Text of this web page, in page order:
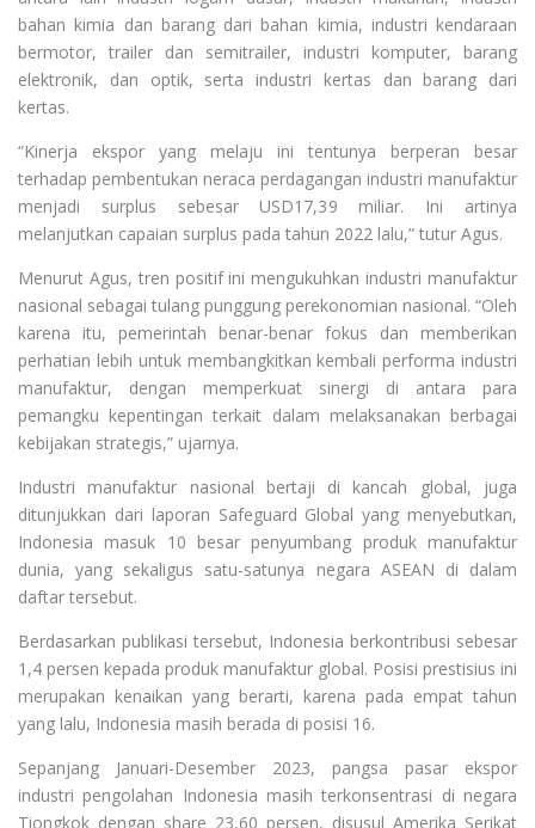
bahan kimia dan barang dari bahan kimia, industri kendaraan
bermotor, trailer dan semitrailer, industri komputer, barang
elektronik, dan optik, serta industri kertas dan barang dari
kertas.
“Kinerja ekspor yang melaju ini tentunya berperan besar
terhadap pembentukan neraca perdagangan industri manufaktur
menjadi surplus sebesar USD17,39 miliar. Ini artinya
melanjutkan capaian surplus pada tahun 2022 lalu,” tutur Agus.
Menurut Agus, tren positif ini mengukuhkan industri manufaktur
nasional sebagai tulang punggung perekonomian nasional. “Oleh
karena itu, pemerintah benar-benar fokus dan memberikan
perhatian lebih untuk membangkitkan kembali performa industri
manufaktur, dengan memperkuat sinergi di antara para
pemangku kepentingan terkait dalam melaksanakan berbagai
kebijakan strategis,” ujarnya.
Industri manufaktur nasional bertaji di kancah global, juga
ditunjukkan dari laporan Safeguard Global yang menyebutkan,
Indonesia masuk 10 besar penyumbang produk manufaktur
dunia, yang sekaligus satu-satunya negara ASEAN di dalam
daftar tersebut.
Berdasarkan publikasi tersebut, Indonesia berkontribusi sebesar
1,4 persen kepada produk manufaktur global. Posisi prestisius ini
merupakan kenaikan yang berarti, karena pada empat tahun
yang lalu, Indonesia masih berada di posisi 16.
Sepanjang Januari-Desember 2023, pangsa pasar ekspor
industri pengolahan Indonesia masih terkonsentrasi di negara
Tiongkok dengan share 23,60 persen, disusul Amerika Serikat